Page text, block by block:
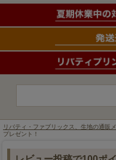
リバティ・ファブリックス、生地の通販
プレゼント！